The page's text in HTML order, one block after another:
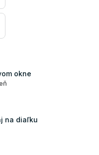
okne
na diaľku